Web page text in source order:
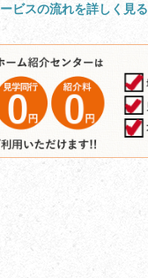
ビスの流れを詳しく見る